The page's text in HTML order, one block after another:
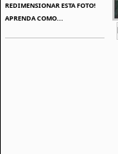
REDIMENSIONAR ESTA FOTO!
APRENDA COMO...